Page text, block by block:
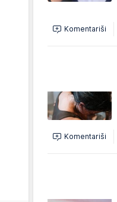
Komentariši
Komentariši